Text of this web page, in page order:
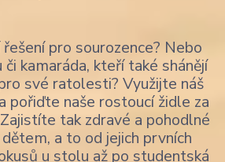
pro sourozence? Nebo
kamaráda, kteří také shánějí
své ratolesti? Využijte náš
pořiďte naše rostoucí židle za
tak zdravé a pohodlné
a to od jejich prvních
u stolu až po studentská